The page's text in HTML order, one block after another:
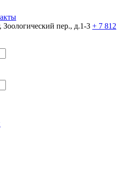
Зоологический пер., д.1-3 + 7 812